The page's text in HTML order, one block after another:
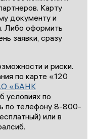
Карту
документу и
Либо оформить
заявки, сразу
и риски.
по карте «120
«БАНК
условиях по
по телефону 8-800-
или в